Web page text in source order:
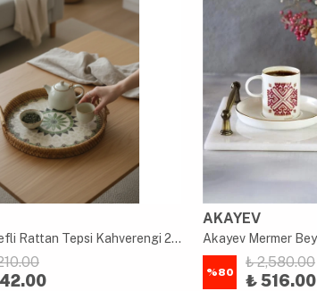
Akayev Sedefli Rattan Tepsi Kahverengi 28cm
AKAYEV
%80
₺ 2,580.00
₺ 516.00